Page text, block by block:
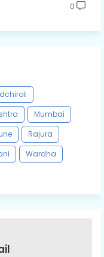
0
Mumbai
Rajura
Wardha